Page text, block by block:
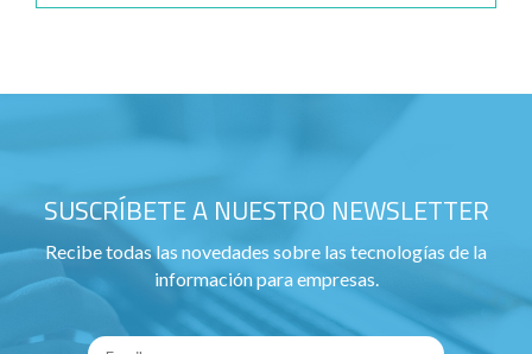
SUSCRÍBETE A NUESTRO NEWSLETTER
Recibe todas las novedades sobre las tecnologías de la
información para empresas.